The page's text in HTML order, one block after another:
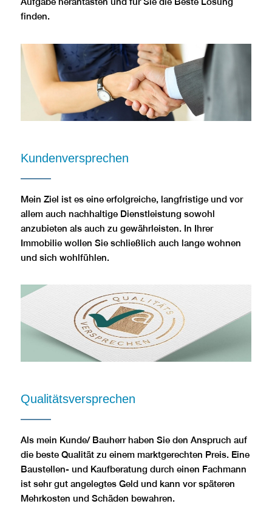
finden.
Kundenversprechen
Mein Ziel ist es eine erfolgreiche, langfristige und vor
allem auch nachhaltige Dienstleistung sowohl
anzubieten als auch zu gewährleisten. In Ihrer
Immobilie wollen Sie schließlich auch lange wohnen
und sich wohlfühlen.
Qualitätsversprechen
Als mein Kunde/ Bauherr haben Sie den Anspruch auf
die beste Qualität zu einem marktgerechten Preis. Eine
Baustellen- und Kaufberatung durch einen Fachmann
ist sehr gut angelegtes Geld und kann vor späteren
Mehrkosten und Schäden bewahren.